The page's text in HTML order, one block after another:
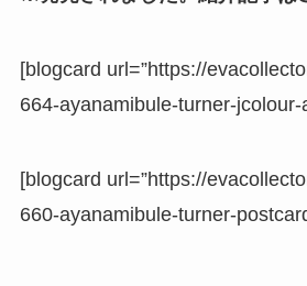
[blogcard url=”https://
664-ayanamibule-turner-jcolour-
[blogcard url=”https://
660-ayanamibule-turner-